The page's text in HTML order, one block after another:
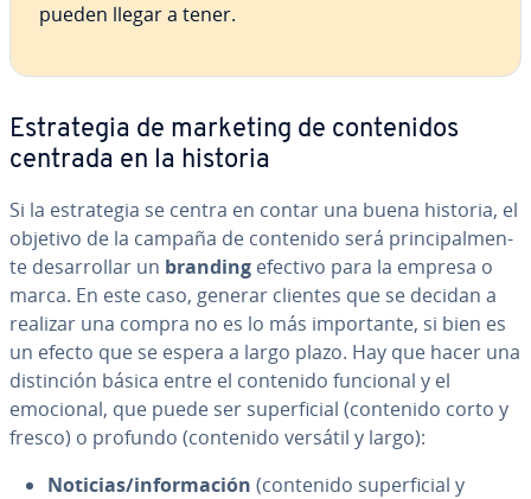
pueden llegar a tener.
Es­tra­te­gia de marketing de co­n­te­ni­dos
centrada en la historia
Si la es­tra­te­gia se centra en contar una buena historia, el
objetivo de la campaña de contenido será pri­n­ci­pa­l­me­n­
te de­sa­rro­llar un branding efectivo para la empresa o
marca. En este caso, generar clientes que se decidan a
realizar una compra no es lo más im­po­r­ta­n­te, si bien es
un efecto que se espera a largo plazo. Hay que hacer una
di­s­ti­n­ción básica entre el contenido funcional y el
emocional, que puede ser su­pe­r­fi­cial (contenido corto y
fresco) o profundo (contenido versátil y largo):
Noticias/in­fo­r­ma­ción (contenido su­pe­r­fi­cial y